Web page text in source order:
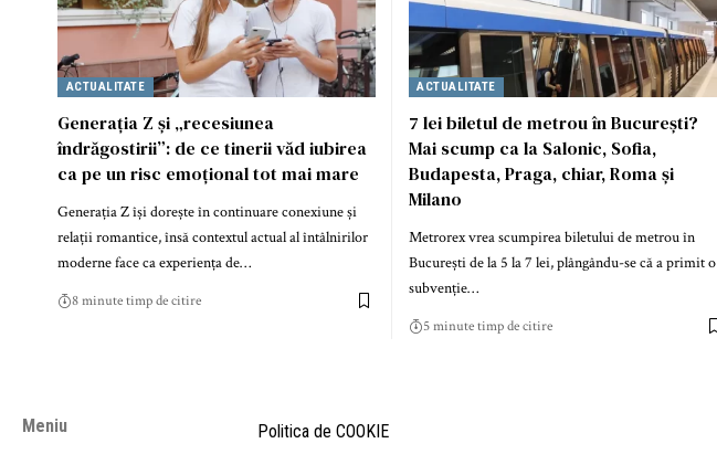
ACTUALITATE
Generația Z și „recesiunea
îndrăgostirii”: de ce tinerii văd iubirea
ca pe un risc emoțional tot mai mare
Generația Z își dorește în continuare conexiune și
relații romantice, însă contextul actual al întâlnirilor
moderne face ca experiența de…
8 minute timp de citire
ACTUALITATE
7 lei biletul de metrou în București?
Mai scump ca la Salonic, Sofia,
Budapesta, Praga, chiar, Roma și
Milano
Metrorex vrea scumpirea biletului de metrou în
București de la 5 la 7 lei, plângându-se că a primit o
subvenție…
5 minute timp de citire
Meniu
Politica de COOKIE